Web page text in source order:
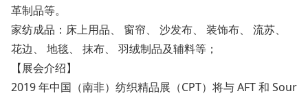
革制品等。
家纺成品： 床上用品、 窗帘、 沙发布、 装饰布、 流苏、
花边、 地毯、 抹布、 羽绒制品及辅料等；
【展会介绍】
2019 年中国（南非）纺织精品展（CPT）将与 AFT 和 Sour